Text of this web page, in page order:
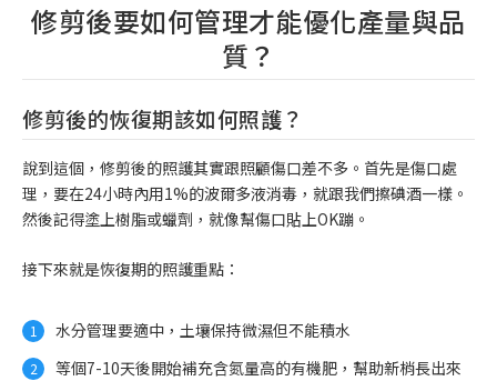
修剪後要如何管理才能優化產量與品
質？
修剪後的恢復期該如何照護？
說到這個，修剪後的照護其實跟照顧傷口差不多。首先是傷口處
理，要在24小時內用1%的波爾多液消毒，就跟我們擦碘酒一樣。
然後記得塗上樹脂或蠟劑，就像幫傷口貼上OK蹦。
接下來就是恢復期的照護重點：
水分管理要適中，土壤保持微濕但不能積水
等個7-10天後開始補充含氮量高的有機肥，幫助新梢長出來